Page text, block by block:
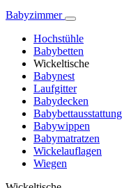
Babyzimmer
Hochstühle
Babybetten
Wickeltische
Babynest
Laufgitter
Babydecken
Babybettausstattung
Babywippen
Babymatratzen
Wickelauflagen
Wiegen